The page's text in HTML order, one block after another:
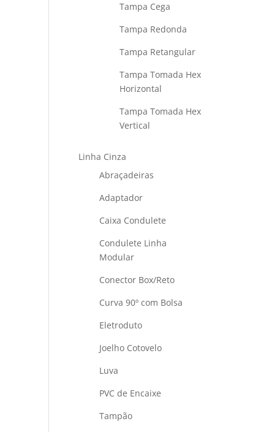
Tampa Cega
Tampa Redonda
Tampa Retangular
Tampa Tomada Hex
Horizontal
Tampa Tomada Hex
Vertical
Linha Cinza
Abraçadeiras
Adaptador
Caixa Condulete
Condulete Linha
Modular
Conector Box/Reto
Curva 90º com Bolsa
Eletroduto
Joelho Cotovelo
Luva
PVC de Encaixe
Tampão